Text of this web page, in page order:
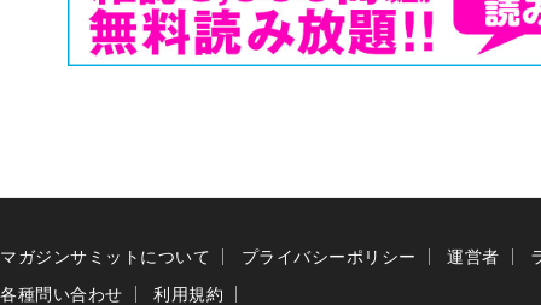
マガジンサミットについて プライバシーポリシー 運営者
各種問い合わせ
利用規約